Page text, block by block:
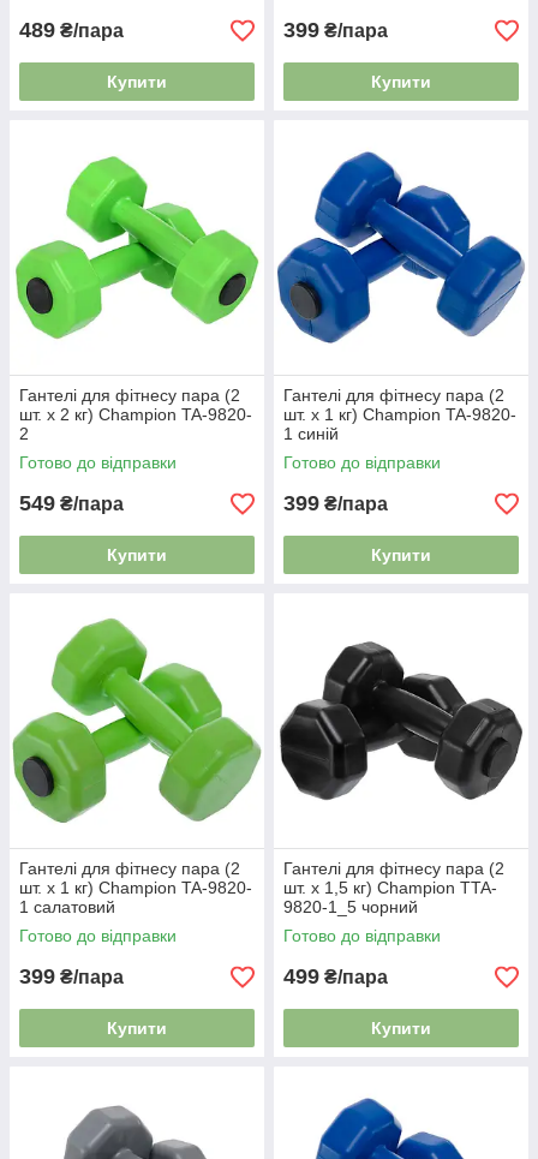
489 ₴/пара
Купити
399 ₴/пара
Купити
Гантелі для фітнесу пара (2
шт. х 2 кг) Champion TA-9820-
2
Готово до відправки
549 ₴/пара
Купити
Гантелі для фітнесу пара (2
шт. х 1 кг) Champion TA-9820-
1 синій
Готово до відправки
399 ₴/пара
Купити
Гантелі для фітнесу пара (2
шт. х 1 кг) Champion TA-9820-
1 салатовий
Готово до відправки
399 ₴/пара
Купити
Гантелі для фітнесу пара (2
шт. х 1,5 кг) Champion TTA-
9820-1_5 чорний
Готово до відправки
499 ₴/пара
Купити